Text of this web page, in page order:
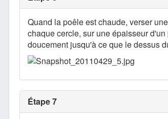
Quand la poêle est chaude, verser
chaque cercle, sur une épaisseur
doucement jusqu'à ce que le dessus
Étape 7